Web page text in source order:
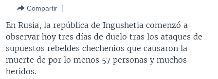
principal
Salte
búsqueda
VOA VERIFICA INMIGRACIÓN
VOA VERIFICA AMÉRICA LATINA
ARGENTINA
BOLIVIA
COLOMBIA
CHILE
CHINA EN AMÉRICA LATINA
CENTROAMÉRICA
COSTA RICA
EL SALVADOR
OTRAS SECCIONES
INMIGRACIÓN
ESPECIALES DE LA VOA
Compartir
En Rusia, la república de Ingushetia comenzó a
observar hoy tres días de duelo tras los ataques de
supuestos rebeldes chechenios que causaron la
muerte de por lo menos 57 personas y muchos
heridos.